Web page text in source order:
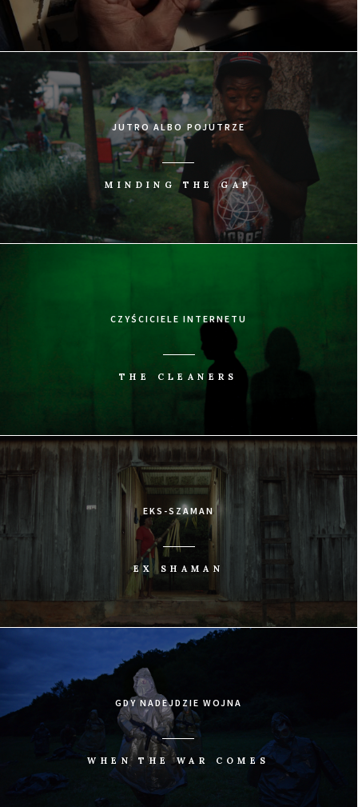
JUTRO ALBO POJUTRZE
MINDING THE GAP
CZYŚCICIELE INTERNETU
THE CLEANERS
EKS-SZAMAN
EX SHAMAN
GDY NADEJDZIE WOJNA
WHEN THE WAR COMES